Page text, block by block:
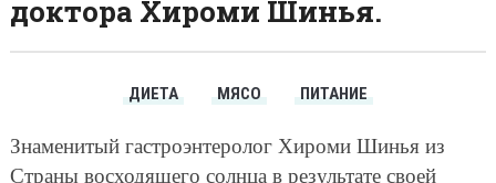
доктора Хироми Шинья.
ДИЕТА МЯСО ПИТАНИЕ
Знаменитый гастроэнтеролог Хироми Шинья из
Страны восходящего солнца в результате своей